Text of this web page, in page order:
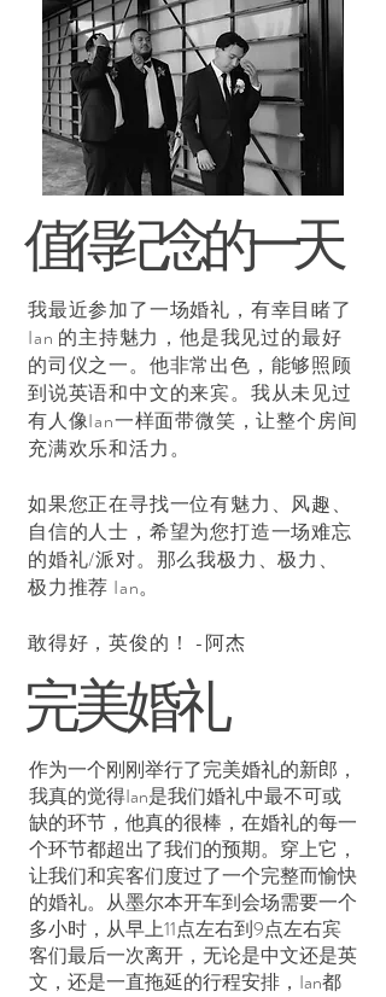
值得纪念的一天
我最近参加了一场婚礼，有幸目睹了
Ian 的主持魅力，他是我见过的最好
的司仪之一。他非常出色，能够照顾
到说英语和中文的来宾。我从未见过
有人像Ian一样面带微笑，让整个房间
充满欢乐和活力。
如果您正在寻找一位有魅力、风趣、
自信的人士，希望为您打造一场难忘
的婚礼/派对。那么我极力、极力、
极力推荐 Ian。
敢得好，英俊的！ -阿杰
完美婚礼
作为一个刚刚举行了完美婚礼的新郎，
我真的觉得Ian是我们婚礼中最不可或
缺的环节，他真的很棒，在婚礼的每一
个环节都超出了我们的预期。穿上它，
让我们和宾客们度过了一个完整而愉快
的婚礼。从墨尔本开车到会场需要一个
多小时，从早上11点左右到9点左右宾
客们最后一次离开，无论是中文还是英
文，还是一直拖延的行程安排，Ian都